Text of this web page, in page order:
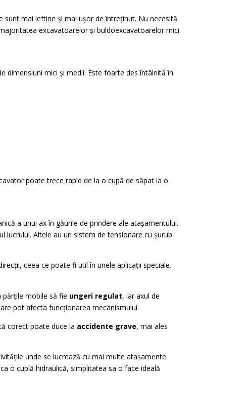
sunt mai ieftine și mai ușor de întreținut. Nu necesită
excavatoarelor și buldoexcavatoarelor mici
dimensiuni mici și medii. Este foarte des întâlnită în
poate trece rapid de la o cupă de săpat la o
a unui ax în găurile de prindere ale atașamentului.
lucrului. Altele au un sistem de tensionare cu șurub
ceea ce poate fi util în unele aplicații speciale.
părțile mobile să fie ungeri regulat, iar axul de
pot afecta funcționarea mecanismului.
corect poate duce la accidente grave, mai ales
unde se lucrează cu mai multe atașamente.
o cuplă hidraulică, simplitatea sa o face ideală